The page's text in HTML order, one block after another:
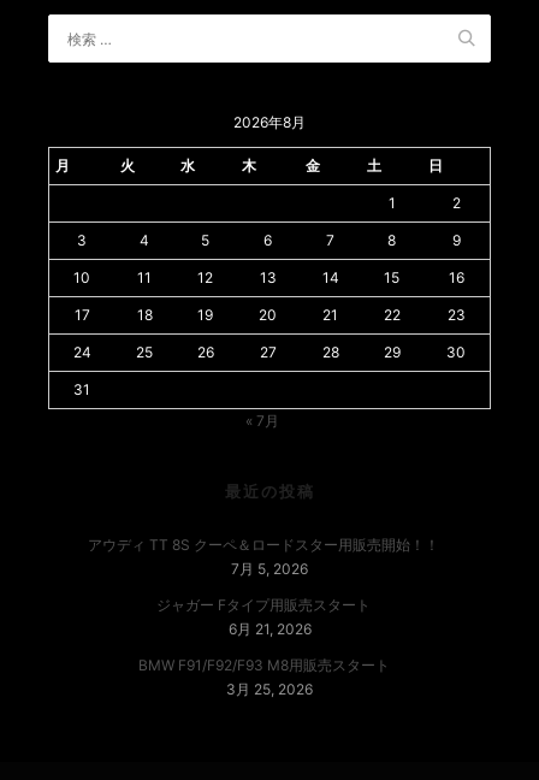
2026年8月
月 火 水 木 金 土 日
1 2
3 4 5 6 7 8 9
10 11 12 13 14 15 16
17 18 19 20 21 22 23
24 25 26 27 28 29 30
31
« 7月
最近の投稿
アウディ TT 8S クーペ＆ロードスター用販売開始！！
7月 5, 2026
ジャガー Fタイプ用販売スタート
6月 21, 2026
BMW F91/F92/F93 M8用販売スタート
3月 25, 2026